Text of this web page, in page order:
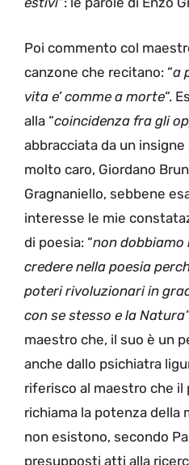
Poi commento col
canzone che recitano: “a
vita e’ comme a morte“.
alla “coincidenza fra gli
abbracciata da un
molto caro, Giordano
Gragnaniello, sebbene
interesse le mie
di poesia: “non dobbiamo
credere nella poesia
poteri rivoluzionari in
con se stesso e la
maestro che, il suo è un
anche dallo psichiatra
riferisco al maestro che il
richiama la potenza della
non esistono, secondo
presupposti atti alla